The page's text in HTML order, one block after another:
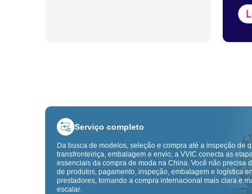
Serviço completo
Da busca de modelos, seleção e compra até a inspeção de
transfronteiriça, embalagem e envio, a VVIC conecta as
essenciais da compra de moda na China. Você não precisa
de produtos, pagamento, inspeção, embalagem e logística
prestadores, tornando a compra internacional mais clara e
escalar.